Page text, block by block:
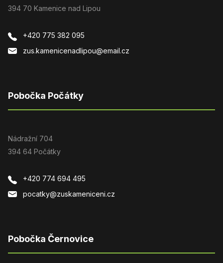
394 70 Kamenice nad Lipou
+420 775 382 095
zus.kamenicenadlipou@email.cz
Pobočka Počátky
Nádražní 704
394 64 Počátky
+420 774 694 495
pocatky@zuskameniceni.cz
Pobočka Černovice